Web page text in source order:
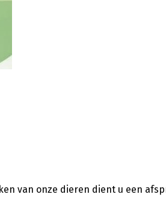
van onze dieren dient u een